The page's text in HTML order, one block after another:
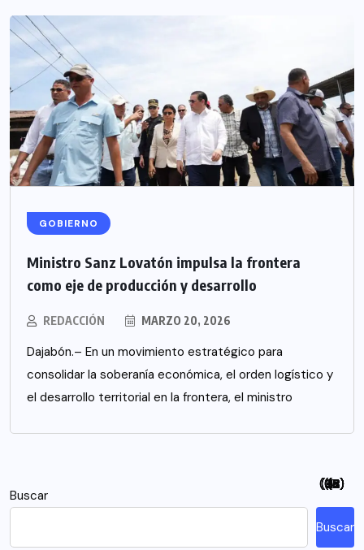
GOBIERNO
Ministro Sanz Lovatón impulsa la frontera
como eje de producción y desarrollo
REDACCIÓN MARZO 20, 2026
Dajabón.– En un movimiento estratégico para
consolidar la soberanía económica, el orden logístico y
el desarrollo territorial en la frontera, el ministro
Buscar
Buscar
(5)
(26)
(21)
(12)
(7)
(94)
(48)
(115)
(26)
(18)
(2)
(6)